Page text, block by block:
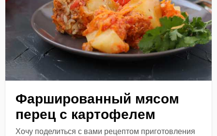
Фаршированный мясом
перец с картофелем
Хочу поделиться с вами рецептом приготовления